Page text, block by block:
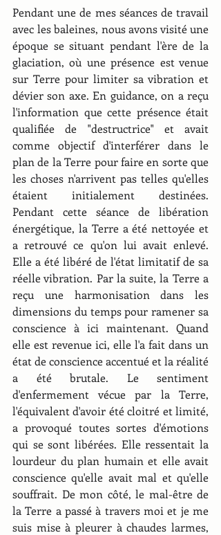
Pendant une de mes séances de travail
avec les baleines, nous avons visité une
époque se situant pendant l'ère de la
glaciation, où une présence est venue
sur Terre pour limiter sa vibration et
dévier son axe. En guidance, on a reçu
l'information que cette présence était
qualifiée de "destructrice" et avait
comme objectif d'interférer dans le
plan de la Terre pour faire en sorte que
les choses n'arrivent pas telles qu'elles
étaient initialement destinées.
Pendant cette séance de libération
énergétique, la Terre a été nettoyée et
a retrouvé ce qu'on lui avait enlevé.
Elle a été libéré de l'état limitatif de sa
réelle vibration. Par la suite, la Terre a
reçu une harmonisation dans les
dimensions du temps pour ramener sa
conscience à ici maintenant. Quand
elle est revenue ici, elle l'a fait dans un
état de conscience accentué et la réalité
a été brutale. Le sentiment
d'enfermement vécue par la Terre,
l'équivalent d'avoir été cloitré et limité,
a provoqué toutes sortes d'émotions
qui se sont libérées. Elle ressentait la
lourdeur du plan humain et elle avait
conscience qu'elle avait mal et qu'elle
souffrait. De mon côté, le mal-être de
la Terre a passé à travers moi et je me
suis mise à pleurer à chaudes larmes,